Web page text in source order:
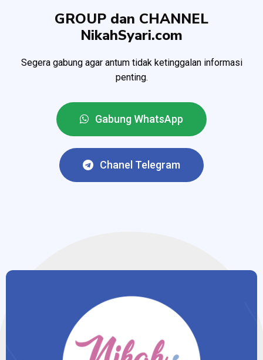
GROUP dan CHANNEL
NikahSyari.com
Segera gabung agar antum tidak ketinggalan informasi
penting.
Gabung WhatsApp
Chanel Telegram